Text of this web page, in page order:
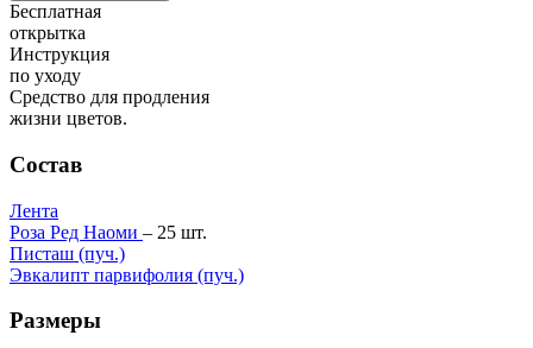
Бесплатная
открытка
Инструкция
по уходу
Cредство для продления
жизни цветов.
Состав
Лента
Роза Ред Наоми – 25 шт.
Писташ (пуч.)
Эвкалипт парвифолия (пуч.)
Размеры